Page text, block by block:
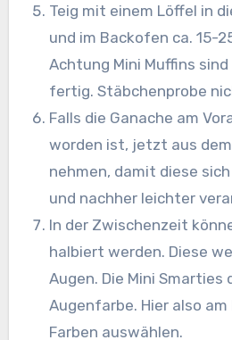
Teig mit einem Löffel in
und im Backofen ca. 15-
Achtung Mini Muffins
fertig. Stäbchenprobe
Falls die Ganache am
worden ist, jetzt aus
nehmen, damit diese
und nachher leichter
In der Zwischenzeit
halbiert werden. Diese
Augen. Die Mini Smarties
Augenfarbe. Hier also
Farben auswählen.